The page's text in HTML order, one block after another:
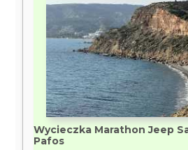
Wycieczka Marathon Jeep
Pafos